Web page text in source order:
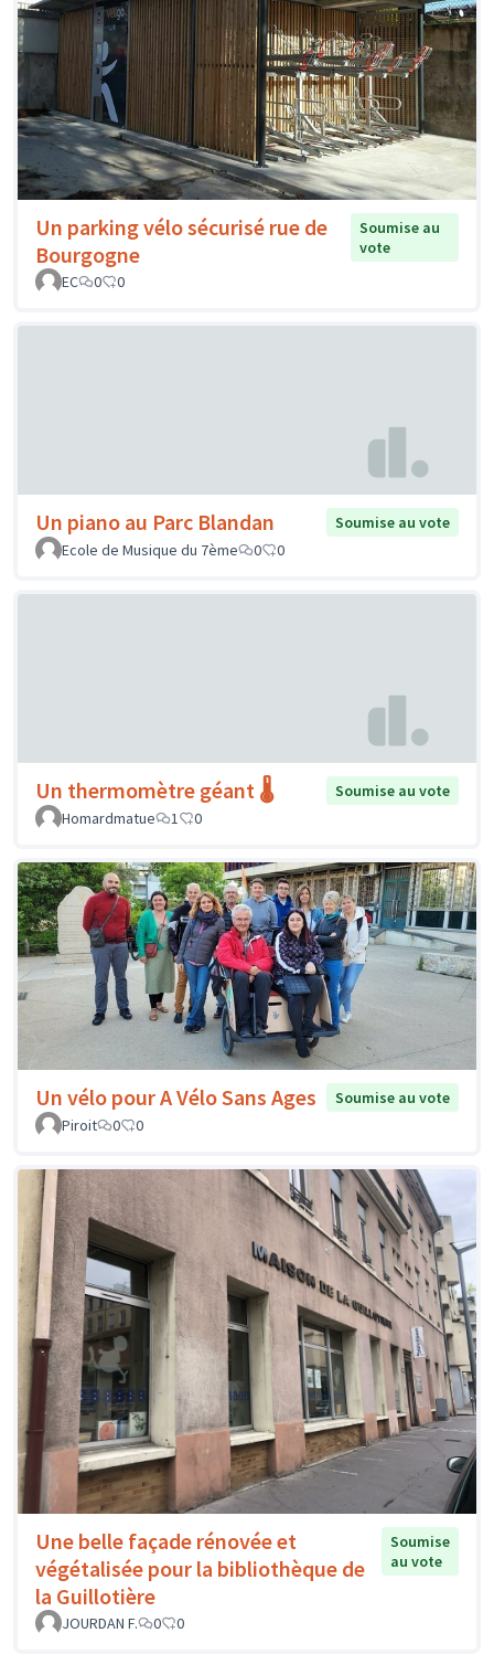
Un parking vélo sécurisé rue de
Bourgogne
Soumise au
vote
EC
0 0
Un piano au Parc Blandan
Soumise au vote
Ecole de Musique du 7ème
0 0
Un thermomètre géant 🌡️
Soumise au vote
Homardmatue
1 0
Un vélo pour A Vélo Sans Ages
Soumise au vote
Piroit
0 0
Une belle façade rénovée et
végétalisée pour la bibliothèque de
la Guillotière
Soumise
au vote
JOURDAN F. 0 0